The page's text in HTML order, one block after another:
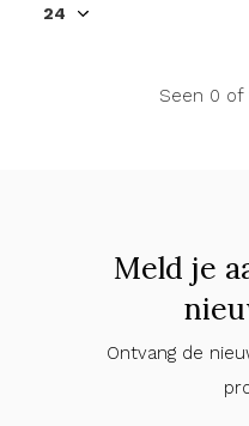
Seen 0
Meld je
Ontvang de